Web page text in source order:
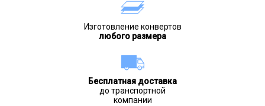
Изготовление конвертов
любого размера
Бесплатная доставка
до транспортной
компании